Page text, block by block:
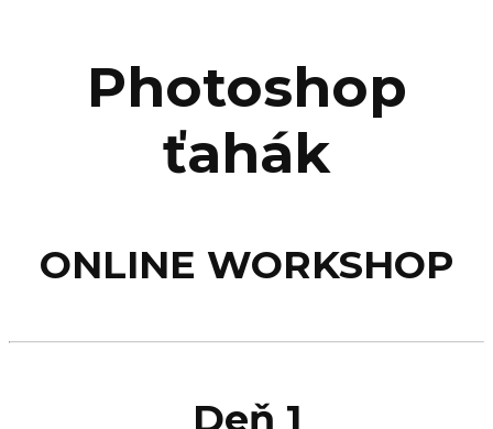
Photoshop
ťahák
ONLINE WORKSHOP
Deň 1